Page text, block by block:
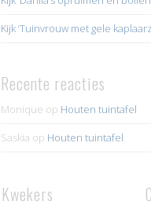
Kijk ‘Tuinvrouw met gele
Recente reacties
Monique op Houten tuintafel
Saskia op Houten tuintafel
Kwekers